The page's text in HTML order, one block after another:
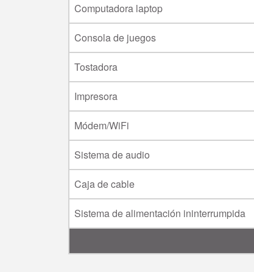
Computadora laptop
Consola de juegos
Tostadora
Impresora
Módem/WiFi
Sistema de audio
Caja de cable
Sistema de alimentación ininterrumpida